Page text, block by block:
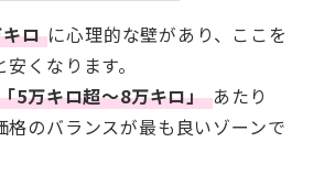
キロに心理的な壁があり、ここを
くなります。
5万キロ超〜8万キロ」あたり
格のバランスが最も良いゾーンで